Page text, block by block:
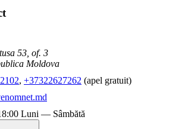
53, of. 3
Moldova
, +37322627262 (apel gratuit)
Luni — Sâmbătă